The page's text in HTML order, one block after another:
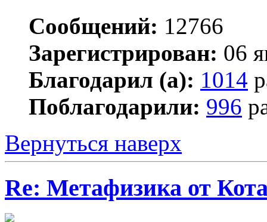
Сообщений: 12766
Зарегистрирован: 06
Благодарил (а): 1014
Поблагодарили: 996
Вернуться наверх
Re: Метафизика от